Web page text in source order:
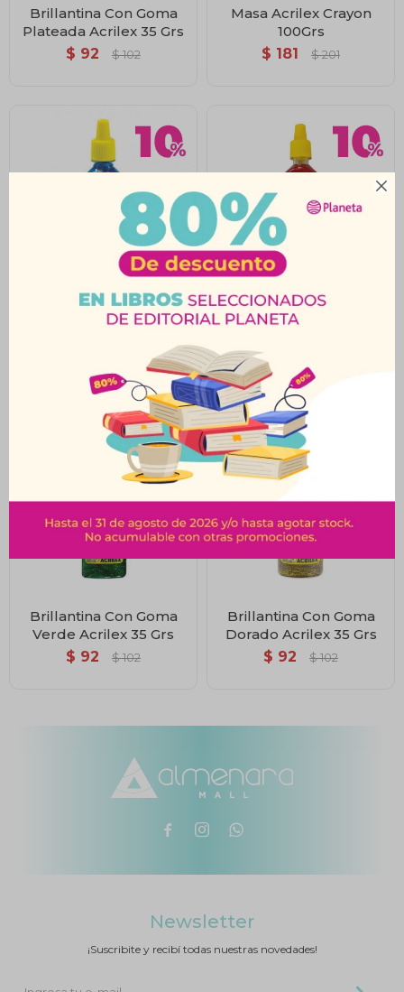

Brillantina Con Goma
Plateada Acrilex 35 Grs
$ 92 $ 102
Masa Acrilex Crayon
100Grs
$ 181 $ 201
Brillantina Con Goma
Brillantina Con Goma
Brillantina Con Goma
Verde Acrilex 35 Grs
$ 92 $ 102
Brillantina Con Goma
Dorado Acrilex 35 Grs
$ 92 $ 102
  
Newsletter
¡Suscribite y recibí todas nuestras novedades!